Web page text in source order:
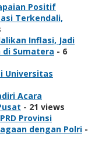
Positif
Terkendali,
Inflasi, Jadi
Sumatera - 6
Universitas
Acara
- 21 views
Provinsi
dengan Polri -